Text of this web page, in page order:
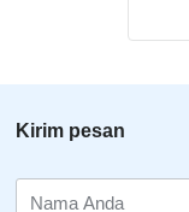
Kirim pesan